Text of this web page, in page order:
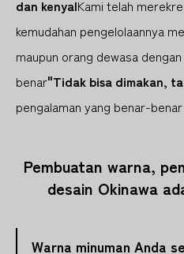
dan kenyalKami telah
kemudahan pengelolaannya
maupun orang dewasa
benar"Tidak bisa dimakan,
pengalaman yang benar-benar
Pembuatan warna,
desain Okinawa
Warna minuman Anda